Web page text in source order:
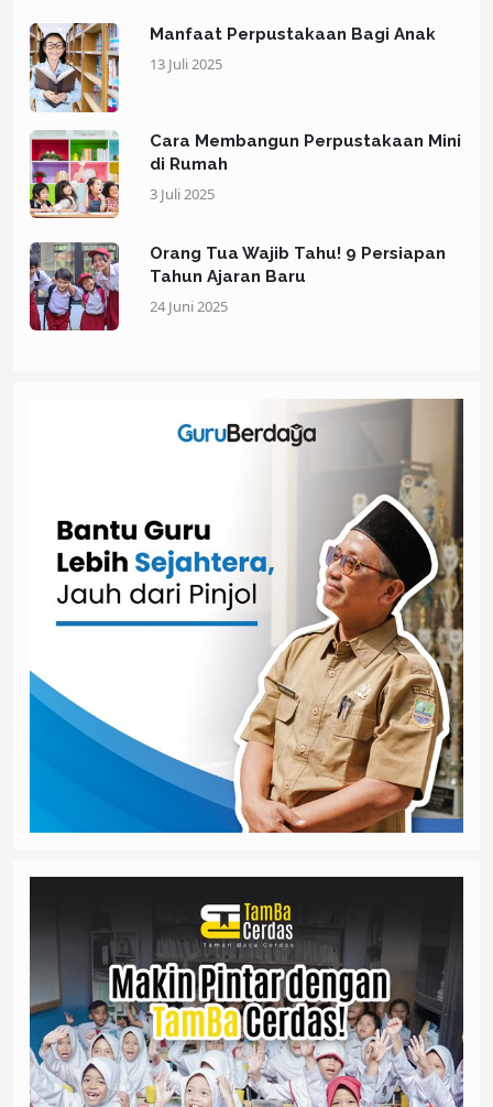
Manfaat Perpustakaan Bagi Anak
13 Juli 2025
Cara Membangun Perpustakaan Mini
di Rumah
3 Juli 2025
Orang Tua Wajib Tahu! 9 Persiapan
Tahun Ajaran Baru
24 Juni 2025